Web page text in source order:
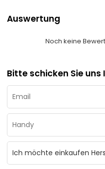
Auswertung
Noch keine
Bitte schicken Sie